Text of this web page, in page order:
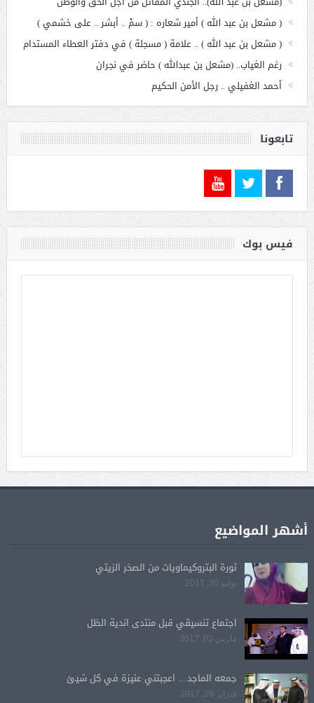
( مشعل بن عبد الله ) أمير شعاره : ( سمْ .. أبشر .. على خشمي )
( مشعل بن عبد الله ) .. علامة ( مسجلة ) في دفتر العطاء المستدام
رغم الغياب.. (مشعل بن عبدالله ) حاضر في نجران
أحمد الغفيلي .. رجل الأمن الحكيم
تابعونا
فيس بوك
أشهر المواضيع
ثورة البتروكيماويات من الصخر الزيتي
يوليو 30, 2017
اجتماع تنسيقي قبل منتدى اندية الظل
مارس 03, 2017
جمعه الماجد… أعجبتني عنيزة في كل شيئ
فبراير 28, 2017